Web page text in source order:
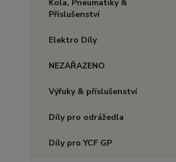
Kola, Pneumatiky &
Příslušenství
Elektro Díly
NEZAŘAZENO
Výfuky & příslušenství
Díly pro odrážedla
Díly pro YCF GP